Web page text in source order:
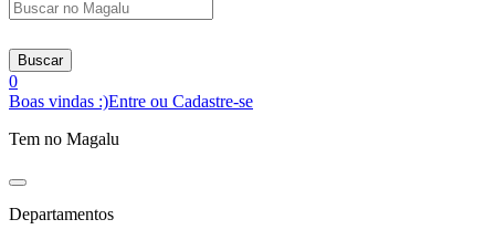
Buscar
0
Boas vindas :)Entre ou Cadastre-se
Tem no Magalu
Departamentos